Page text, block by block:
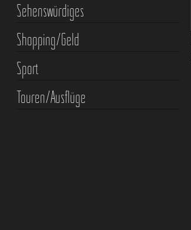
Sehenswürdiges
Shopping/Geld
Sport
Touren/Ausflüge